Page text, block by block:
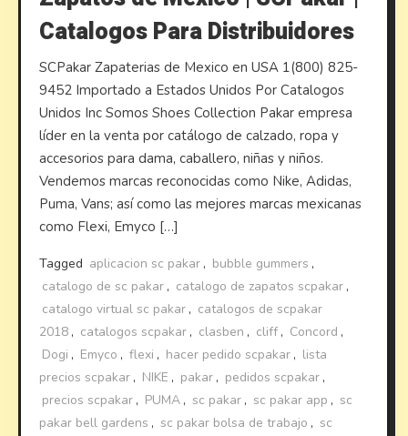
Catalogos Para Distribuidores
SCPakar Zapaterias de Mexico en USA 1(800) 825-
9452 Importado a Estados Unidos Por Catalogos
Unidos Inc Somos Shoes Collection Pakar empresa
líder en la venta por catálogo de calzado, ropa y
accesorios para dama, caballero, niñas y niños.
Vendemos marcas reconocidas como Nike, Adidas,
Puma, Vans; así como las mejores marcas mexicanas
como Flexi, Emyco […]
Tagged aplicacion sc pakar , bubble gummers ,
catalogo de sc pakar , catalogo de zapatos scpakar ,
catalogo virtual sc pakar , catalogos de scpakar
2018 , catalogos scpakar , clasben , cliff , Concord ,
Dogi , Emyco , flexi , hacer pedido scpakar , lista
precios scpakar , NIKE , pakar , pedidos scpakar ,
precios scpakar , PUMA , sc pakar , sc pakar app , sc
pakar bell gardens , sc pakar bolsa de trabajo , sc